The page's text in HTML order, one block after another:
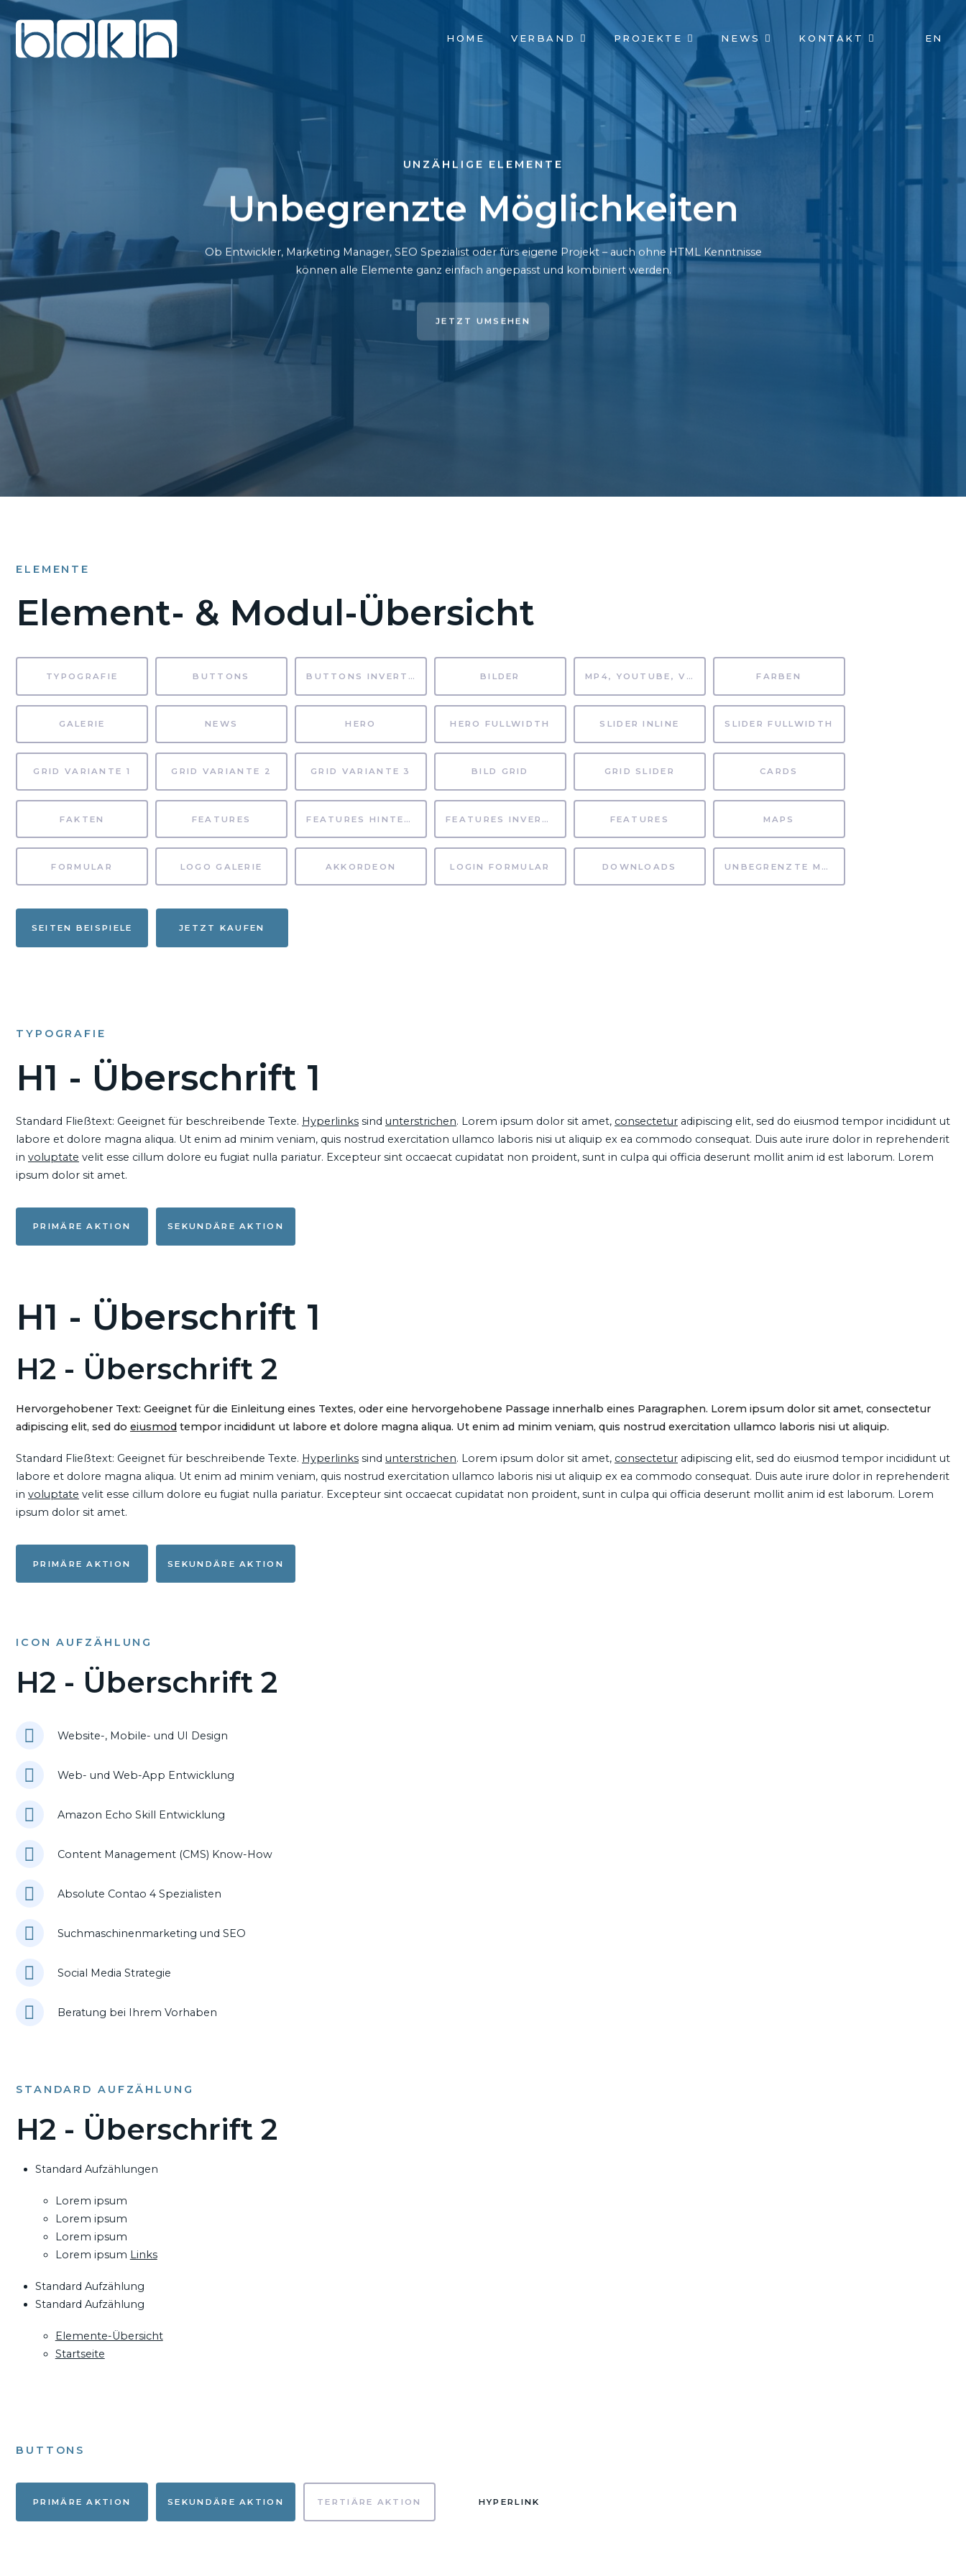
NAVIGATION
ÜBERSPRINGEN
HOME VERBAND PROJEKTE NEWS KONTAKT EN
UNZÄHLIGE ELEMENTE
Unbegrenzte Möglichkeiten
Ob Entwickler, Marketing Manager, SEO Spezialist oder fürs eigene Projekt – auch ohne HTML Kenntnisse
können alle Elemente ganz einfach angepasst und kombiniert werden.
JETZT UMSEHEN
ELEMENTE
Element- & Modul-Übersicht
TYPOGRAFIE BUTTONS BUTTONS INVERTIERT BILDER MP4, YOUTUBE, VIMEO FARBEN
GALERIE NEWS HERO HERO FULLWIDTH SLIDER INLINE SLIDER FULLWIDTH
GRID VARIANTE 1 GRID VARIANTE 2 GRID VARIANTE 3 BILD GRID GRID SLIDER CARDS
FAKTEN FEATURES FEATURES HINTERGRUND FEATURES INVERTIERT FEATURES MAPS
FORMULAR LOGO GALERIE AKKORDEON LOGIN FORMULAR DOWNLOADS UNBEGRENZTE MÖGLICHKEITEN
SEITEN BEISPIELE JETZT KAUFEN
TYPOGRAFIE
H1 - Überschrift 1
Standard Fließtext: Geeignet für beschreibende Texte. Hyperlinks sind unterstrichen. Lorem ipsum dolor sit amet, consectetur adipiscing elit, sed do eiusmod tempor incididunt ut
labore et dolore magna aliqua. Ut enim ad minim veniam, quis nostrud exercitation ullamco laboris nisi ut aliquip ex ea commodo consequat. Duis aute irure dolor in reprehenderit
in voluptate velit esse cillum dolore eu fugiat nulla pariatur. Excepteur sint occaecat cupidatat non proident, sunt in culpa qui officia deserunt mollit anim id est laborum. Lorem
ipsum dolor sit amet.
PRIMÄRE AKTION SEKUNDÄRE AKTION
H1 - Überschrift 1
H2 - Überschrift 2
Hervorgehobener Text: Geeignet für die Einleitung eines Textes, oder eine hervorgehobene Passage innerhalb eines Paragraphen. Lorem ipsum dolor sit amet, consectetur
adipiscing elit, sed do eiusmod tempor incididunt ut labore et dolore magna aliqua. Ut enim ad minim veniam, quis nostrud exercitation ullamco laboris nisi ut aliquip.
Standard Fließtext: Geeignet für beschreibende Texte. Hyperlinks sind unterstrichen. Lorem ipsum dolor sit amet, consectetur adipiscing elit, sed do eiusmod tempor incididunt ut
labore et dolore magna aliqua. Ut enim ad minim veniam, quis nostrud exercitation ullamco laboris nisi ut aliquip ex ea commodo consequat. Duis aute irure dolor in reprehenderit
in voluptate velit esse cillum dolore eu fugiat nulla pariatur. Excepteur sint occaecat cupidatat non proident, sunt in culpa qui officia deserunt mollit anim id est laborum. Lorem
ipsum dolor sit amet.
PRIMÄRE AKTION SEKUNDÄRE AKTION
ICON AUFZÄHLUNG
H2 - Überschrift 2
Website-, Mobile- und UI Design
Web- und Web-App Entwicklung
Amazon Echo Skill Entwicklung
Content Management (CMS) Know-How
Absolute Contao 4 Spezialisten
Suchmaschinenmarketing und SEO
Social Media Strategie
Beratung bei Ihrem Vorhaben
STANDARD AUFZÄHLUNG
H2 - Überschrift 2
Standard Aufzählungen
Lorem ipsum
Lorem ipsum
Lorem ipsum
Lorem ipsum Links
Standard Aufzählung
Standard Aufzählung
Elemente-Übersicht
Startseite
BUTTONS
PRIMÄRE AKTION SEKUNDÄRE AKTION TERTIÄRE AKTION HYPERLINK